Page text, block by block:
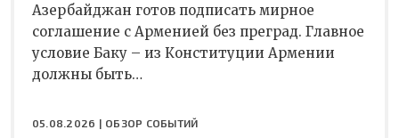
Азербайджан готов подписать мирное
соглашение с Арменией без преград. Главное
условие Баку – из Конституции Армении
должны быть…
05.08.2026 | ОБЗОР СОБЫТИЙ